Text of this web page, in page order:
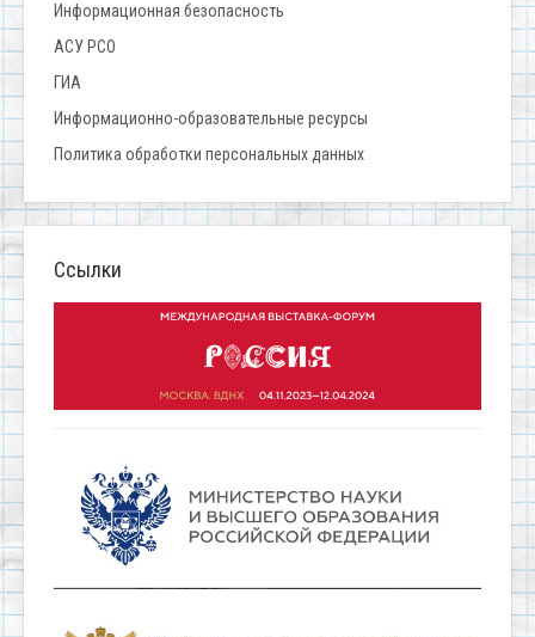
Информационная безопасность
АСУ РСО
ГИА
Информационно-образовательные ресурсы
Политика обработки персональных данных
Ссылки